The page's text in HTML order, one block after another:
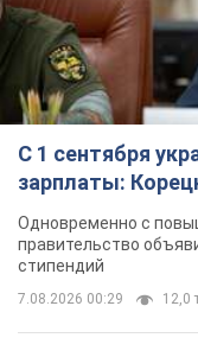
С 1 сентября
зарплаты:
Одновременно с
правительство
стипендий
7.08.2026 00:29 12,0